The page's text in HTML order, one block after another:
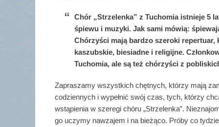
Chór „Strzelenka” z Tuchomia istnieje 5
śpiewu i muzyki. Jak sami mówią:
Chórzyści mają bardzo szeroki
kaszubskie, biesiadne i religijne.
Tuchomia, ale są też chórzyści z
Zapraszamy wszystkich chętnych, którzy mają
codziennych i wypełnić swój czas, tych, którzy
wstąpienia w szeregi chóru „Strzelenka”.
go uczymy nawzajem i na bieżąco. Próby co